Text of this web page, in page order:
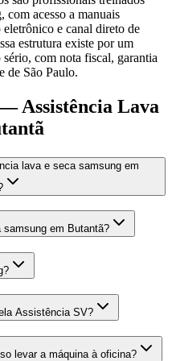
com acesso a manuais
e canal direto de
estrutura existe por um
com nota fiscal, garantia
de São Paulo.
—Assistência Lava
lava e seca samsung em
em Butantã?
Assistência SV?
levar a máquina à oficina?